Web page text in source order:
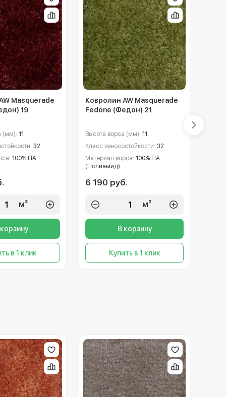
Masquerade
19
(мм): 11
32
100% ПА
м²
в 1 клик
Ковролин AW Masquerade
Fedone (Федон) 21
Высота ворса (мм): 11
Класс износостойкости: 32
Материал ворса: 100% ПА
(Полиамид)
6 190 руб.
м²
В корзину
Купить в 1 клик